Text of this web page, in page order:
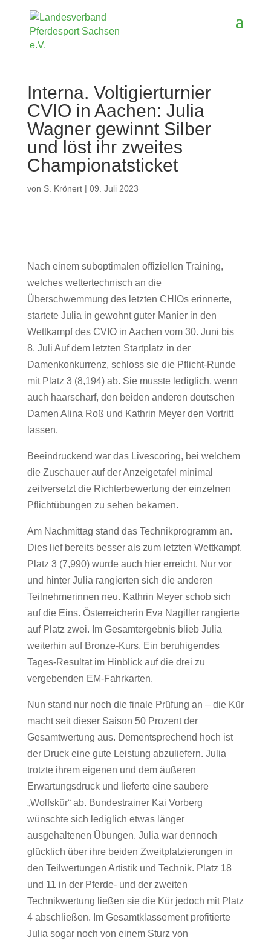
Interna. Voltigierturnier
CVIO in Aachen: Julia
Wagner gewinnt Silber
und löst ihr zweites
Championatsticket
von S. Krönert| 09. Juli 2023
Nach einem suboptimalen offiziellen Training,
welches wettertechnisch an die
Überschwemmung des letzten CHIOs erinnerte,
startete Julia in gewohnt guter Manier in den
Wettkampf des CVIO in Aachen vom 30. Juni bis
8. Juli Auf dem letzten Startplatz in der
Damenkonkurrenz, schloss sie die Pflicht-Runde
mit Platz 3 (8,194) ab. Sie musste lediglich, wenn
auch haarscharf, den beiden anderen deutschen
Damen Alina Roß und Kathrin Meyer den Vortritt
lassen.
Beeindruckend war das Livescoring, bei welchem
die Zuschauer auf der Anzeigetafel minimal
zeitversetzt die Richterbewertung der einzelnen
Pflichtübungen zu sehen bekamen.
Am Nachmittag stand das Technikprogramm an.
Dies lief bereits besser als zum letzten Wettkampf.
Platz 3 (7,990) wurde auch hier erreicht. Nur vor
und hinter Julia rangierten sich die anderen
Teilnehmerinnen neu. Kathrin Meyer schob sich
auf die Eins. Österreicherin Eva Nagiller rangierte
auf Platz zwei. Im Gesamtergebnis blieb Julia
weiterhin auf Bronze-Kurs. Ein beruhigendes
Tages-Resultat im Hinblick auf die drei zu
vergebenden EM-Fahrkarten.
Nun stand nur noch die finale Prüfung an – die Kür
macht seit dieser Saison 50 Prozent der
Gesamtwertung aus. Dementsprechend hoch ist
der Druck eine gute Leistung abzuliefern. Julia
trotzte ihrem eigenen und dem äußeren
Erwartungsdruck und lieferte eine saubere
„Wolfskür“ ab. Bundestrainer Kai Vorberg
wünschte sich lediglich etwas länger
ausgehaltenen Übungen. Julia war dennoch
glücklich über ihre beiden Zweitplatzierungen in
den Teilwertungen Artistik und Technik. Platz 18
und 11 in der Pferde- und der zweiten
Technikwertung ließen sie die Kür jedoch mit Platz
4 abschließen. Im Gesamtklassement profitierte
Julia sogar noch von einem Sturz von